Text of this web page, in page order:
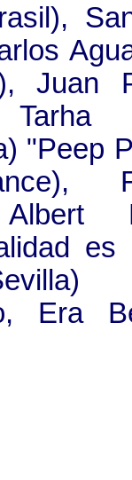
Juan
"Peep
es
Era